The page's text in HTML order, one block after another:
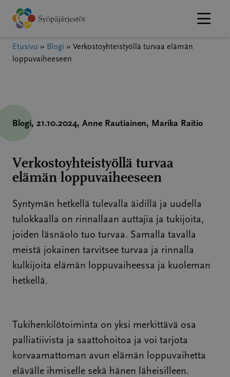
Hyppää
sisältöön
Etusivu » Blogi » Verkostoyhteistyöllä turvaa elämän
loppuvaiheeseen
Blogi, 21.10.2024, Anne Rautiainen, Marika Raitio
Verkostoyhteistyöllä turvaa
elämän loppuvaiheeseen
Syntymän hetkellä tulevalla äidillä ja uudella
tulokkaalla on rinnallaan auttajia ja tukijoita,
joiden läsnäolo tuo turvaa. Samalla tavalla
meistä jokainen tarvitsee turvaa ja rinnalla
kulkijoita elämän loppuvaiheessa ja kuoleman
hetkellä.
Tukihenkilötoiminta on yksi merkittävä osa
palliatiivista ja saattohoitoa ja voi tarjota
korvaamattoman avun elämän loppuvaihetta
elävälle ihmiselle sekä hänen läheisilleen.